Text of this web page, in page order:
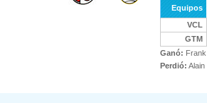
Equipos
VCL
GTM
Ganó:
Perdió: